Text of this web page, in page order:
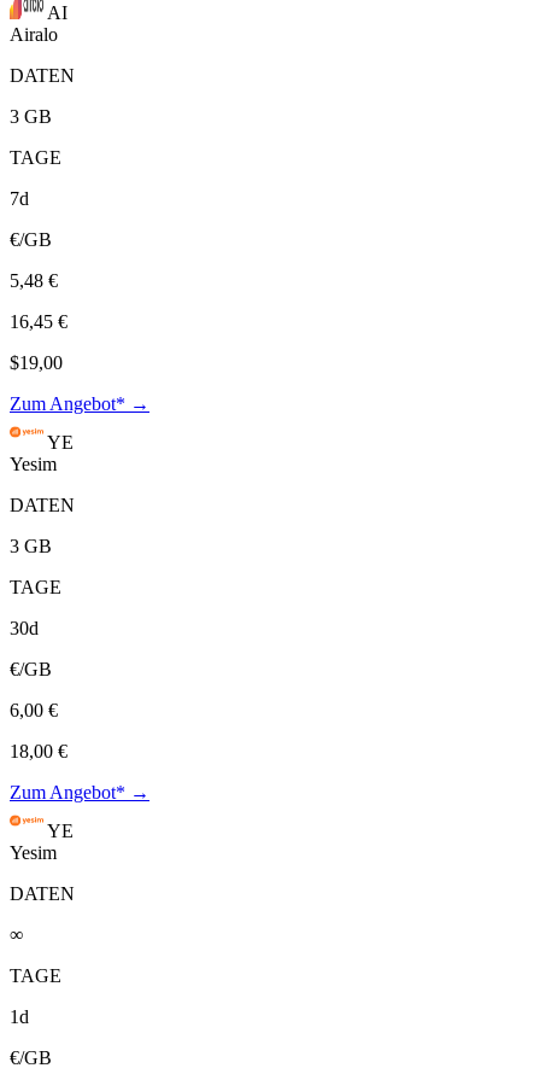
AI
Airalo
DATEN
3 GB
TAGE
7d
€/GB
5,48 €
16,45 €
$19,00
Zum Angebot* →
YE
Yesim
DATEN
3 GB
TAGE
30d
€/GB
6,00 €
18,00 €
Zum Angebot* →
YE
Yesim
DATEN
∞
TAGE
1d
€/GB